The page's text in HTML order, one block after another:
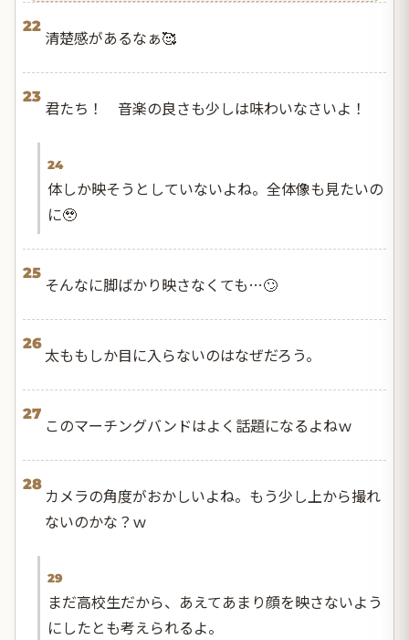
22
清楚感があるなぁ🥰
23
君たち！ 音楽の良さも少しは味わいなさいよ！
24
体しか映そうとしていないよね。全体像も見たいの
に🥹
25
そんなに脚ばかり映さなくても…🙄
26
太ももしか目に入らないのはなぜだろう。
27
このマーチングバンドはよく話題になるよねｗ
28
カメラの角度がおかしいよね。もう少し上から撮れ
ないのかな？ｗ
29
まだ高校生だから、あえてあまり顔を映さないよう
にしたとも考えられるよ。